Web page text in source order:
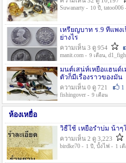
Suwanarty - 10 ปี , tatoo006
เหรียญบาท ร.9 ที่แพง
ย่างไร
ความเห็น 3 ดู 954
manit.com - 9 เดือน,
มนต์เสน่ห์เหยื่อแฮนด์
ตัวก็มีเรื่องราวของมัน
ความเห็น 0 ดู 721
1
fishingover - 9 เดือน
ห้องเหยื่อ
วิธืใช้ เหยื่อรำบ่ม น้าๆ
ความเห็น 2 ดู 3,223
birdke70 - 1 ปี , บั้งไฟ - 1 เ